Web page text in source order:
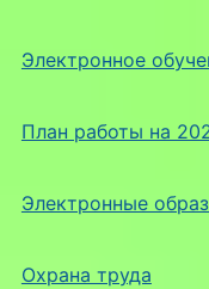
Электронное
План работы на
Электронные
Охрана труда